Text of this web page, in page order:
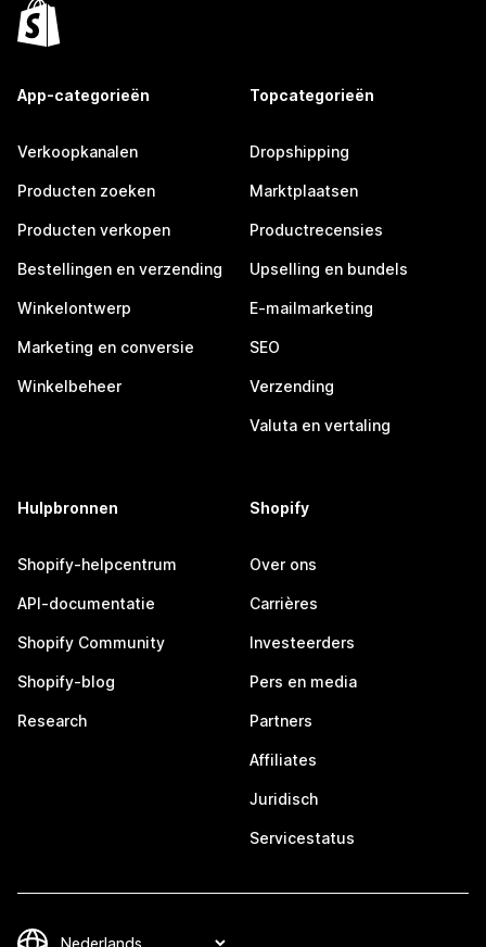
App-categorieën
Verkoopkanalen
Producten zoeken
Producten verkopen
Bestellingen en verzending
Winkelontwerp
Marketing en conversie
Winkelbeheer
Topcategorieën
Dropshipping
Marktplaatsen
Productrecensies
Upselling en bundels
E-mailmarketing
SEO
Verzending
Valuta en vertaling
Hulpbronnen
Shopify-helpcentrum
API-documentatie
Shopify Community
Shopify-blog
Research
Shopify
Over ons
Carrières
Investeerders
Pers en media
Partners
Affiliates
Juridisch
Servicestatus